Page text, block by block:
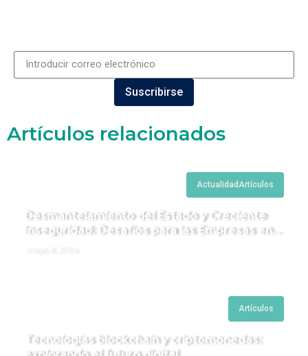
Suscribirse
Artículos relacionados
Actualidad Artículos
Desmantelamiento del Estado y Creciente
Inseguridad: Desafíos para las Empresas en
Artículos
Tecnologías blockchain y criptomonedas: